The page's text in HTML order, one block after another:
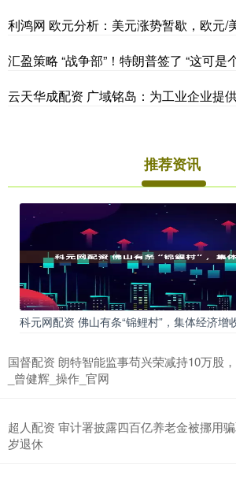
利鸿网 欧元分析：美元涨势暂歇，欧元/
汇盈策略 “战争部”！特朗普签了 “这可是
云天华成配资 广域铭岛：为工业企业提
推荐资讯
科元网配资 佛山有条“锦鲤村”，集体经济增
国督配资 朗特智能监事苟兴荣减持10万股
_曾健辉_操作_官网
超人配资 审计署披露四百亿养老金被挪用
岁退休